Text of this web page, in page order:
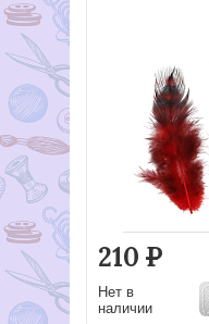
210 Р
Нет в
наличии